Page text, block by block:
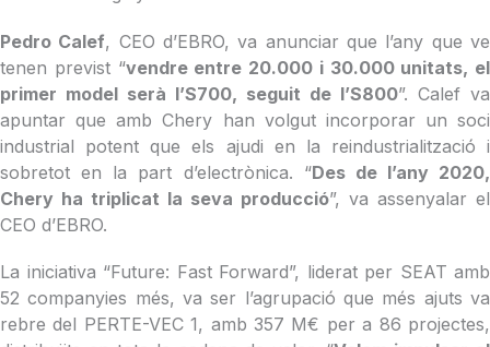
Pedro Calef, CEO d’EBRO, va anunciar que l’any que ve
tenen previst “vendre entre 20.000 i 30.000 unitats, el
primer model serà l’S700, seguit de l’S800”. Calef va
apuntar que amb Chery han volgut incorporar un soci
industrial potent que els ajudi en la reindustrialització i
sobretot en la part d’electrònica. “Des de l’any 2020,
Chery ha triplicat la seva producció”, va assenyalar el
CEO d’EBRO.
La iniciativa “Future: Fast Forward”, liderat per SEAT amb
52 companyies més, va ser l’agrupació que més ajuts va
rebre del PERTE-VEC 1, amb 357 M€ per a 86 projectes,